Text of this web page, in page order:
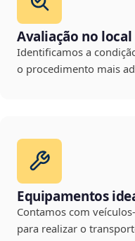
Avaliação no local
Identificamos a
o procedimento mais
Equipamentos
Contamos com
para realizar o